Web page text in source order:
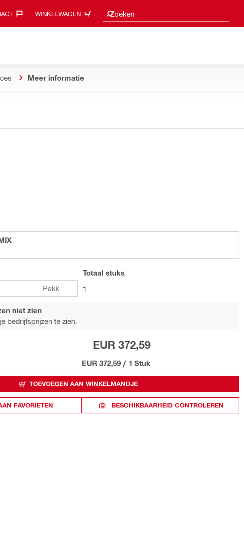
WINKELWAGEN Zoeken
Zoeksuggesties
Meer informatie
Pakketten
Totaal stuks
1
niet zien
bedrijfsprijzen te zien.
EUR 372,59
EUR 372,59 / 1 Stuk
TOEVOEGEN AAN WINKELMANDJE
FAVORIETEN BESCHIKBAARHEID CONTROLEREN